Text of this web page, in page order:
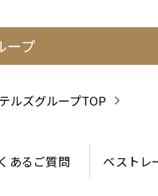
ープ
ルズグループTOP
あるご質問 ベストレ